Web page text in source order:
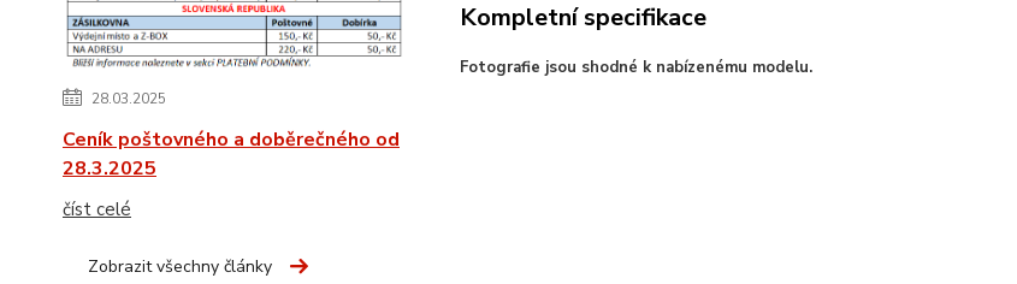
28.03.2025
Ceník poštovného a doběrečného od
28.3.2025
číst celé
Zobrazit všechny články
Kompletní specifikace
Fotografie jsou shodné k nabízenému modelu.